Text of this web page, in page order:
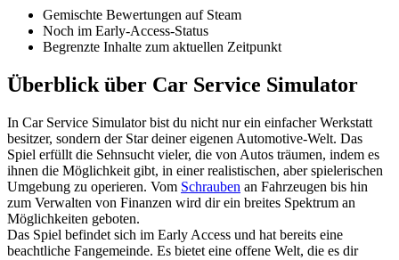
Gemischte Bewertungen auf Steam
Noch im Early-Access-Status
Begrenzte Inhalte zum aktuellen Zeitpunkt
Überblick über Car Service Simulator
In Car Service Simulator bist du nicht nur ein einfacher Werkstatt
besitzer, sondern der Star deiner eigenen Automotive-Welt. Das
Spiel erfüllt die Sehnsucht vieler, die von Autos träumen, indem es
ihnen die Möglichkeit gibt, in einer realistischen, aber spielerischen
Umgebung zu operieren. Vom Schrauben an Fahrzeugen bis hin
zum Verwalten von Finanzen wird dir ein breites Spektrum an
Möglichkeiten geboten.
Das Spiel befindet sich im Early Access und hat bereits eine
beachtliche Fangemeinde. Es bietet eine offene Welt, die es dir